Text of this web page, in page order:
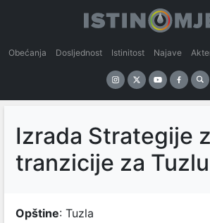
Obećanja Dosljednost Istinitost Najave
Izrada Strategije
tranzicije za Tuzlu
Opštine: Tuzla